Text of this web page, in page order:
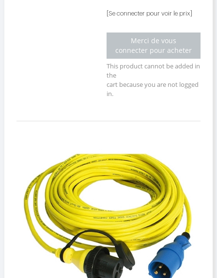
[Se connecter pour voir le prix]
Merci de vous
connecter pour acheter
This product cannot be added in
the
cart because you are not logged
in.